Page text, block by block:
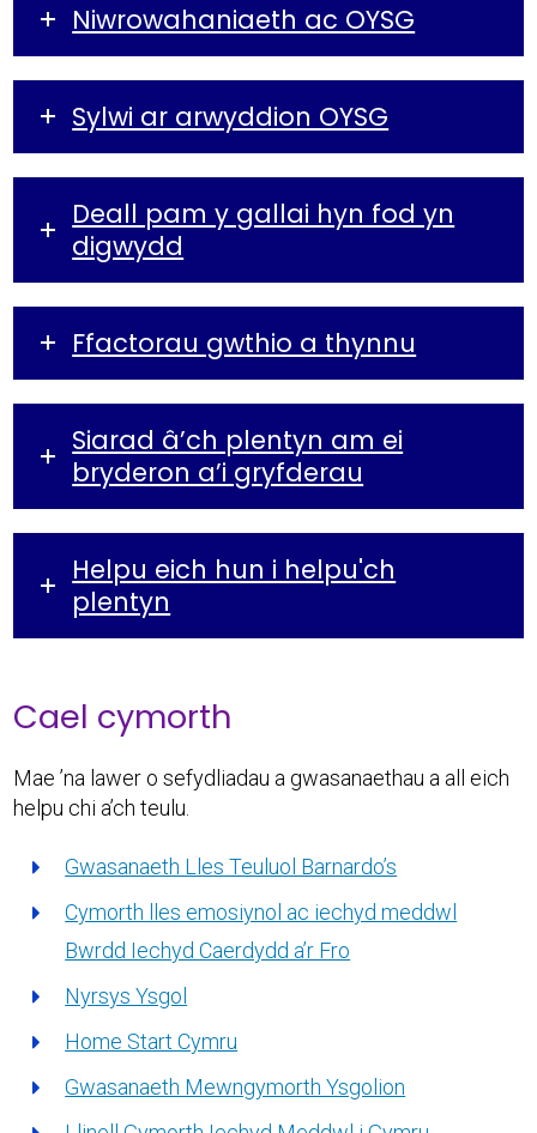
Niwrowahaniaeth ac OYSG
Sylwi ar arwyddion OYSG
Deall pam y gallai hyn fod yn
digwydd
Ffactorau gwthio a thynnu
Siarad â’ch plentyn am ei
bryderon a’i gryfderau
Helpu eich hun i helpu'ch
plentyn
Cael cymorth
Mae ’na lawer o sefydliadau a gwasanaethau a all eich
helpu chi a’ch teulu.
Gwasanaeth Lles Teuluol Barnardo’s
Cymorth lles emosiynol ac iechyd meddwl
Bwrdd Iechyd Caerdydd a’r Fro
Nyrsys Ysgol
Home Start Cymru
Gwasanaeth Mewngymorth Ysgolion